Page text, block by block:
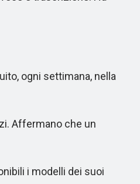
ogni settimana, nella
Affermano che un
i modelli dei suoi